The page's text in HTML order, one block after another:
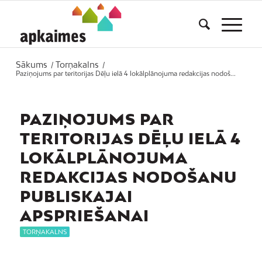
Sākums / Torņakalns
/
Paziņojums par teritorijas Dēļu ielā 4 lokālplānojuma redakcijas nodoš...
PAZIŅOJUMS PAR
TERITORIJAS DĒĻU IELĀ 4
LOKĀLPLĀNOJUMA
REDAKCIJAS NODOŠANU
PUBLISKAJAI
APSPRIEŠANAI
TORŅAKALNS